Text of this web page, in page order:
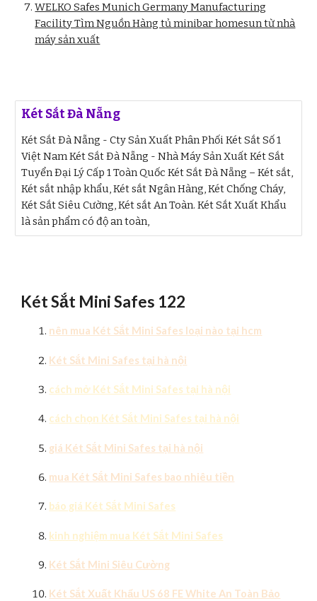
WELKO Safes Munich Germany Manufacturing
Facility Tìm Nguồn Hàng tủ minibar homesun từ nhà
máy sản xuất
Két Sắt Đà Nẵng
Két Sắt Đà Nẵng - Cty Sản Xuất Phân Phối Két Sắt Số 1
Việt Nam Két Sắt Đà Nẵng - Nhà Máy Sản Xuất Két Sắt
Tuyển Đại Lý Cấp 1 Toàn Quốc Két Sắt Đà Nẵng – Két sắt,
Két sắt nhập khẩu, Két sắt Ngân Hàng, Két Chống Cháy,
Két Sắt Siêu Cường, Két sắt An Toàn. Két Sắt Xuất Khẩu
là sản phẩm có độ an toàn,
Két Sắt Mini Safes 122
nên mua Két Sắt Mini Safes loại nào tại hcm
Két Sắt Mini Safes tại hà nội
cách mở Két Sắt Mini Safes tại hà nội
cách chọn Két Sắt Mini Safes tại hà nội
giá Két Sắt Mini Safes tại hà nội
mua Két Sắt Mini Safes bao nhiêu tiền
báo giá Két Sắt Mini Safes
kinh nghiệm mua Két Sắt Mini Safes
Két Sắt Mini Siêu Cường
Két Sắt Xuất Khẩu US 68 FE White An Toàn Bảo